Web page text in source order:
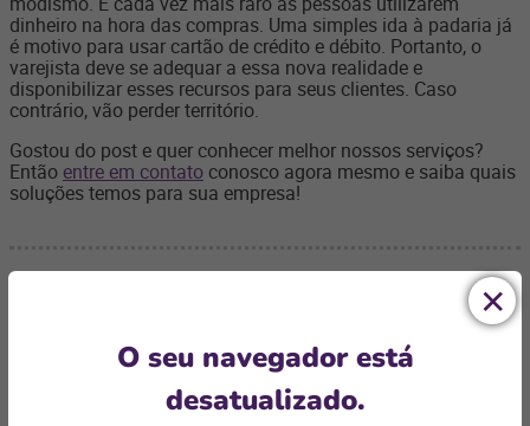
dinheiro na hora das compras. Uma simples ida à padaria já
é motivo para usar cartão de crédito e débito. Portanto, o
varejista deve se adequar a essa nova realidade e
disponibilizar esses recursos para seus clientes. Caso
contrário, vão perder território.
Gostou do post e quer conhecer melhor nossos serviços?
Então entre em contato conosco agora mesmo e saiba quais
soluções temos para sua empresa!
Ficou com
alguma dúvida?
O seu navegador está
desatualizado.